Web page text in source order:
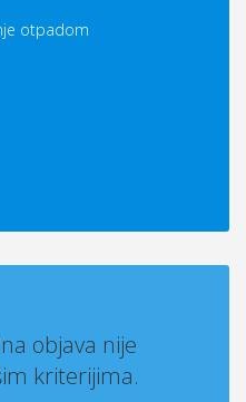
otpadom
objava nije
kriterijima.